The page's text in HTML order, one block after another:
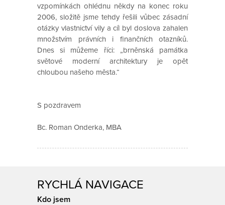
vzpomínkách ohlédnu někdy na konec roku
2006, složitě jsme tehdy řešili vůbec zásadní
otázky vlastnictví vily a cíl byl doslova zahalen
množstvím právních i finančních otazníků.
Dnes si můžeme říci: „brněnská památka
světové moderní architektury je opět
chloubou našeho města.“
S pozdravem
Bc. Roman Onderka, MBA
RYCHLÁ NAVIGACE
Kdo jsem